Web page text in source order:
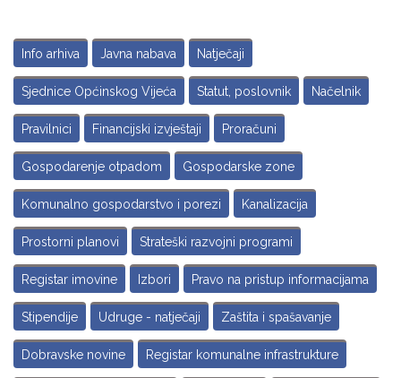
Info arhiva Javna nabava Natječaji
Sjednice Općinskog Vijeća Statut, poslovnik Načelnik
Pravilnici Financijski izvještaji Proračuni
Gospodarenje otpadom Gospodarske zone
Komunalno gospodarstvo i porezi Kanalizacija
Prostorni planovi Strateški razvojni programi
Registar imovine Izbori Pravo na pristup informacijama
Stipendije Udruge - natječaji Zaštita i spašavanje
Dobravske novine Registar komunalne infrastrukture